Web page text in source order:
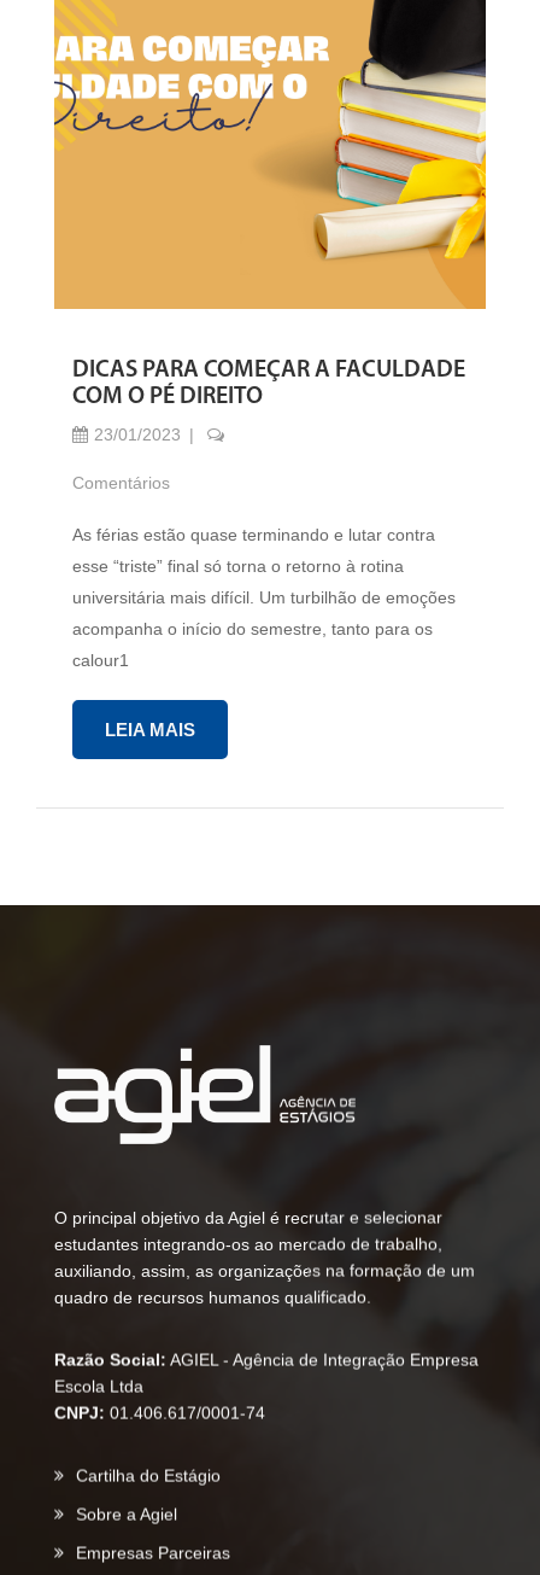
DICAS PARA COMEÇAR A FACULDADE
COM O PÉ DIREITO
23/01/2023
Comentários
As férias estão quase terminando e lutar contra
esse “triste” final só torna o retorno à rotina
universitária mais difícil. Um turbilhão de emoções
acompanha o início do semestre, tanto para os
calour1
LEIA MAIS
auxiliando, assim, as organizações na formação de um
quadro de recursos humanos qualificado.
CNPJ: 01.406.617/0001-74
Sobre a Agiel
Empresas Parceiras
Lei do Estagio